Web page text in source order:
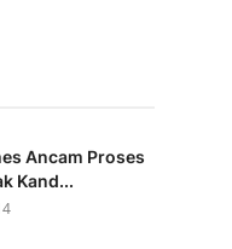
Ancam Proses
Kand...